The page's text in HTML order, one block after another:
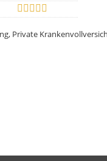
Private